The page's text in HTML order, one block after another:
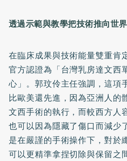
透過示範與教學把技術推向世
在臨床成果與技術能量雙重肯
官方認證為「台灣乳房達文西
心」。郭玟伶主任強調，這項
比歐美還先進，因為亞洲人的
文西手術的執行，而較西方人
也可以因為隱藏了傷口而減少
是在嚴謹的手術操作下，對於
可以更精準拿捏切除與保留之